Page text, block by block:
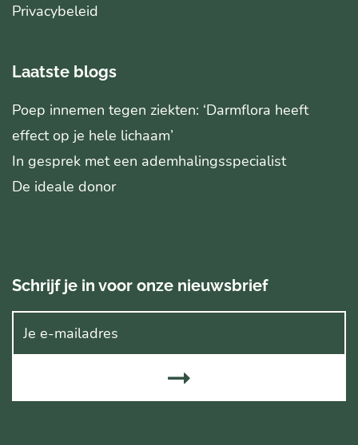
Privacybeleid
Laatste blogs
Poep innemen tegen ziekten: ‘Darmflora heeft
effect op je hele lichaam’
In gesprek met een ademhalingsspecialist
De ideale donor
Schrijf je in voor onze nieuwsbrief